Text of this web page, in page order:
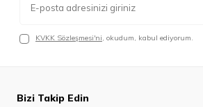
KVKK Sözleşmesi'ni, okudum, kabul ediyorum.
Bizi Takip Edin